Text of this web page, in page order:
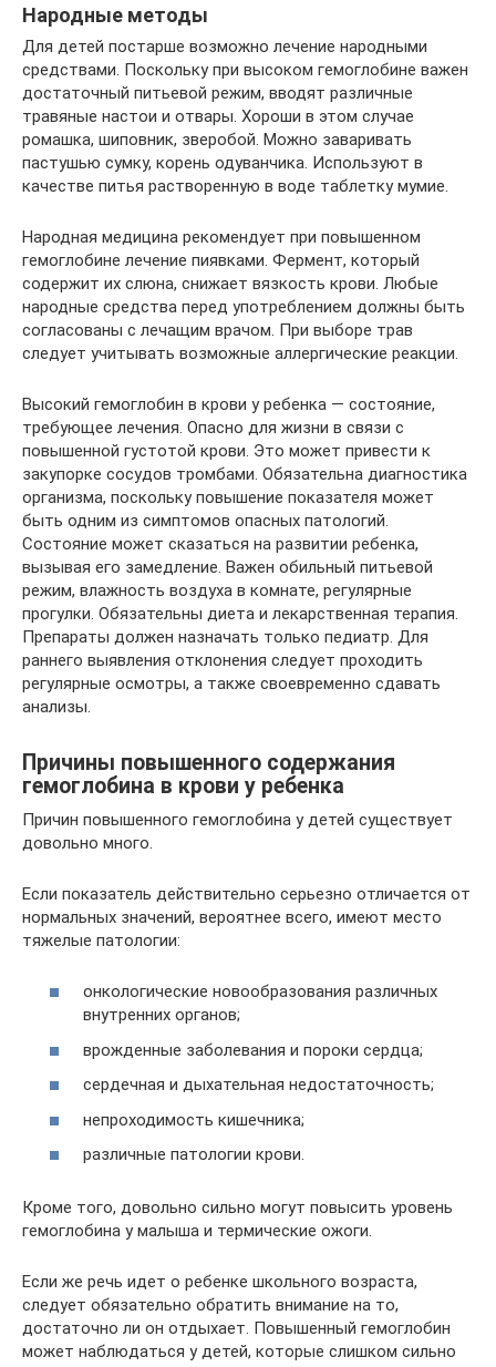
Народные методы
Для детей постарше возможно лечение народными
средствами. Поскольку при высоком гемоглобине важен
достаточный питьевой режим, вводят различные
травяные настои и отвары. Хороши в этом случае
ромашка, шиповник, зверобой. Можно заваривать
пастушью сумку, корень одуванчика. Используют в
качестве питья растворенную в воде таблетку мумие.
Народная медицина рекомендует при повышенном
гемоглобине лечение пиявками. Фермент, который
содержит их слюна, снижает вязкость крови. Любые
народные средства перед употреблением должны быть
согласованы с лечащим врачом. При выборе трав
следует учитывать возможные аллергические реакции.
Высокий гемоглобин в крови у ребенка — состояние,
требующее лечения. Опасно для жизни в связи с
повышенной густотой крови. Это может привести к
закупорке сосудов тромбами. Обязательна диагностика
организма, поскольку повышение показателя может
быть одним из симптомов опасных патологий.
Состояние может сказаться на развитии ребенка,
вызывая его замедление. Важен обильный питьевой
режим, влажность воздуха в комнате, регулярные
прогулки. Обязательны диета и лекарственная терапия.
Препараты должен назначать только педиатр. Для
раннего выявления отклонения следует проходить
регулярные осмотры, а также своевременно сдавать
анализы.
Причины повышенного содержания
гемоглобина в крови у ребенка
Причин повышенного гемоглобина у детей существует
довольно много.
Если показатель действительно серьезно отличается от
нормальных значений, вероятнее всего, имеют место
тяжелые патологии:
онкологические новообразования различных
внутренних органов;
врожденные заболевания и пороки сердца;
сердечная и дыхательная недостаточность;
непроходимость кишечника;
различные патологии крови.
Кроме того, довольно сильно могут повысить уровень
гемоглобина у малыша и термические ожоги.
Если же речь идет о ребенке школьного возраста,
следует обязательно обратить внимание на то,
достаточно ли он отдыхает. Повышенный гемоглобин
может наблюдаться у детей, которые слишком сильно